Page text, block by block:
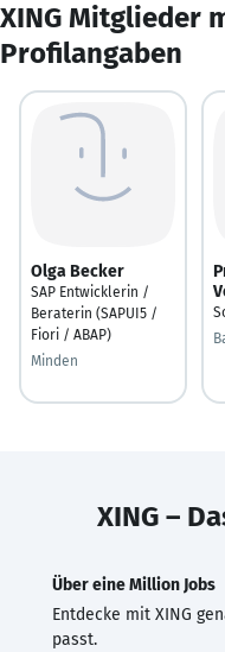
XING Mitglieder
Profilangaben
Olga Becker
SAP Entwicklerin /
Beraterin (SAPUI5 /
Fiori / ABAP)
Minden
XING –
Über eine Million Jobs
Entdecke mit XING
passt.